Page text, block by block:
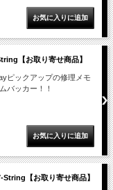
【お取り寄せ商品】
ピックアップの修理メモ
バッカー！！
【お取り寄せ商品】